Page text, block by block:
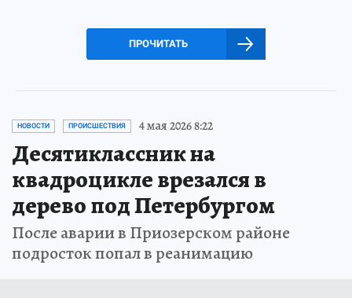
ПРОЧИТАТЬ
НОВОСТИ ПРОИСШЕСТВИЯ 4 мая 2026 8:22
Десятиклассник на
квадроцикле врезался в
дерево под Петербургом
После аварии в Приозерском районе
подросток попал в реанимацию